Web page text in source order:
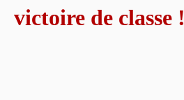
victoire de classe !